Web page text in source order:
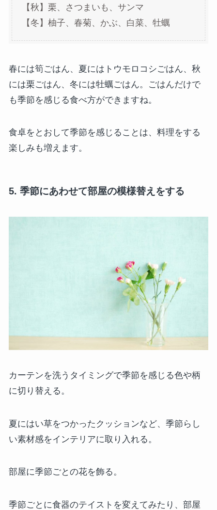
【秋】栗、さつまいも、サンマ
【冬】柚子、春菊、かぶ、白菜、牡蠣
春には筍ごはん、夏にはトウモロコシごはん、秋
には栗ごはん、冬には牡蠣ごはん。ごはんだけで
も季節を感じる食べ方ができますね。
食卓をとおして季節を感じることは、料理をする
楽しみも増えます。
5. 季節にあわせて部屋の模様替えをする
カーテンを洗うタイミングで季節を感じる色や柄
に切り替える。
夏にはい草をつかったクッションなど、季節らし
い素材感をインテリアに取り入れる。
部屋に季節ごとの花を飾る。
季節ごとに食器のテイストを変えてみたり、部屋